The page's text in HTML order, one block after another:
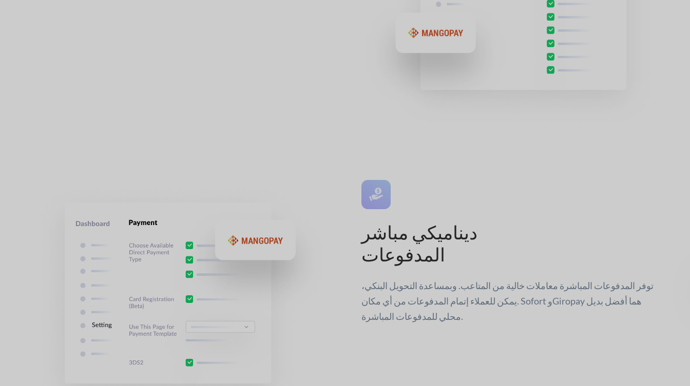
ديناميكي مباشر
المدفوعات
توفر المدفوعات المباشرة معاملات خالية من المتاعب. وبمساعدة التحويل البنكي،
يمكن للعملاء إتمام المدفوعات من أي مكان. Sofort وGiropay هما أفضل بديل
محلي للمدفوعات المباشرة.